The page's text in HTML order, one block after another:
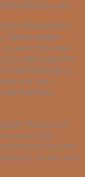
Barona iela.
es dauerte ein
Neben vielen
auch frisches
vor allem gesund
Entscheidung zu
auf der
Kalorien
Pasta und
waren die
Kombination mit
lecker und